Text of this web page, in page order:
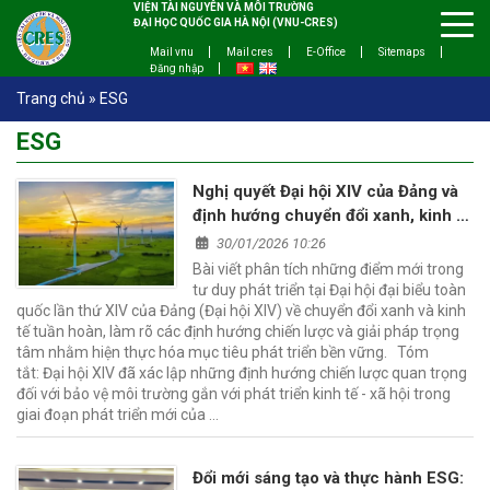
VIỆN TÀI NGUYÊN VÀ MÔI TRƯỜNG
ĐẠI HỌC QUỐC GIA HÀ NỘI (VNU-CRES)
Mail vnu Mail cres E-Office
Sitemaps
Đăng nhập
Trang chủ » ESG
ESG
Nghị quyết Đại hội XIV của Đảng và
định hướng chuyển đổi xanh, kinh tế
tuần hoàn gắn với phát triển bền
vững
30/01/2026 10:26
Bài viết phân tích những điểm mới trong
tư duy phát triển tại Đại hội đại biểu toàn
quốc lần thứ XIV của Đảng (Đại hội XIV) về chuyển đổi xanh và kinh
tế tuần hoàn, làm rõ các định hướng chiến lược và giải pháp trọng
tâm nhằm hiện thực hóa mục tiêu phát triển bền vững. Tóm
tắt: Đại hội XIV đã xác lập những định hướng chiến lược quan trọng
đối với bảo vệ môi trường gắn với phát triển kinh tế - xã hội trong
giai đoạn phát triển mới của …
Đổi mới sáng tạo và thực hành ESG: